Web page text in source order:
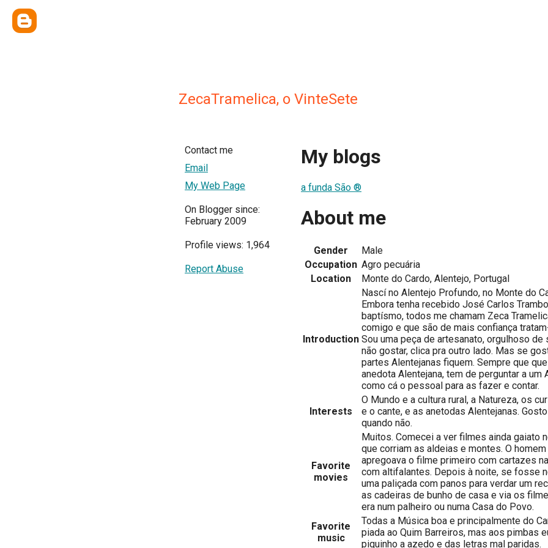
ZecaTramelica, o VinteSete
Contact me
Email
My Web Page
On Blogger since:
February 2009
Profile views: 1,964
Report Abuse
My blogs
a funda São ®
About me
Gender
Male
Occupation Agro pecuária
Location
Monte do Cardo, Alentejo, Portugal
Introduction
Nascí no Alentejo Profundo, no Monte do
Embora tenha recebido José Carlos
baptísmo, todos me chamam Zeca
comigo e que são de mais confiança
Sou uma peça de artesanato, orgulhoso de
não gostar, clica pra outro lado. Mas se
partes Alentejanas fiquem. Sempre que
anedota Alentejana, tem de perguntar a um
como cá o pessoal para as fazer e contar.
Interests
O Mundo e a cultura rural, a Natureza, os
e o cante, e as anetodas Alentejanas.
quando não.
Favorite
movies
Muitos. Comecei a ver filmes ainda gaiato
que corriam as aldeias e montes. O homem
apregoava o filme primeiro com cartazes
com altifalantes. Depois à noite, se fosse
uma paliçada com panos para verdar um
as cadeiras de bunho de casa e via os
era num palheiro ou numa Casa do Povo.
Favorite
music
Todas a Música boa e principalmente do
piada ao Quim Barreiros, mas aos pimbas
piquinho a azedo e das letras mal paridas.